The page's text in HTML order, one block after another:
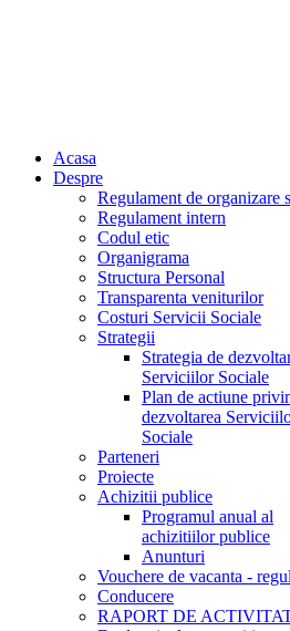
Acasa
Despre
Regulament de organizare
Regulament intern
Codul etic
Organigrama
Structura Personal
Transparenta veniturilor
Costuri Servicii Sociale
Strategii
Strategia de
Serviciilor Sociale
Plan de actiune
dezvoltarea
Sociale
Parteneri
Proiecte
Achizitii publice
Programul anual al
achizitiilor publice
Anunturi
Vouchere de vacanta -
Conducere
RAPORT DE